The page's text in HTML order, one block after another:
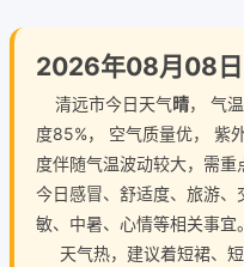
2026年08月08日
清远市今日天气晴， 气
度85%， 空气质量优， 紫
度伴随气温波动较大，需重
今日感冒、舒适度、旅游
敏、中暑、心情等相关事宜。
天气热，建议着短裙、短